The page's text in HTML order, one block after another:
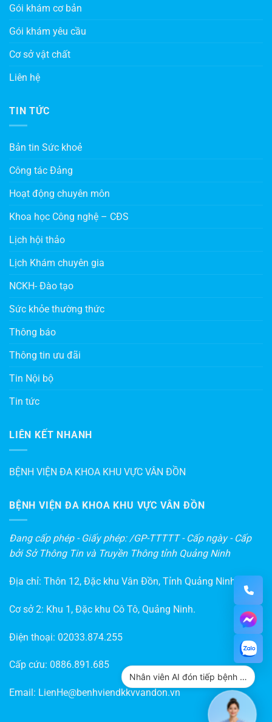
Gói khám cơ bản
Gói khám yêu cầu
Cơ sở vật chất
Liên hệ
TIN TỨC
Bản tin Sức khoẻ
Công tác Đảng
Hoạt động chuyên môn
Khoa học Công nghệ – CĐS
Lịch hội thảo
Lịch Khám chuyên gia
NCKH- Đào tạo
Sức khỏe thường thức
Thông báo
Thông tin ưu đãi
Tin Nội bộ
Tin tức
LIÊN KẾT NHANH
BỆNH VIỆN ĐA KHOA KHU VỰC VÂN ĐỒN
BỆNH VIỆN ĐA KHOA KHU VỰC VÂN ĐỒN
Đang cấp phép - Giấy phép: /GP-TTTTT - Cấp ngày - Cấp
bởi Sở Thông Tin và Truyền Thông tỉnh Quảng Ninh
Địa chỉ: Thôn 12, Đặc khu Vân Đồn, Tỉnh Quảng Ninh
Cơ sở 2: Khu 1, Đặc khu Cô Tô, Quảng Ninh.
Điện thoại: 02033.874.255
Cấp cứu: 0886.891.685
Email: LienHe@benhviendkkvvandon.vn
Nhân viên AI đón tiếp bệnh nhân